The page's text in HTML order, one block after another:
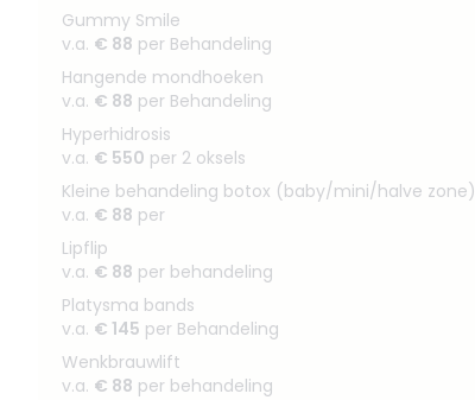
Gummy Smile
v.a. € 88 per Behandeling
Hangende mondhoeken
v.a. € 88 per Behandeling
Hyperhidrosis
v.a. € 550 per 2 oksels
Kleine behandeling botox (baby/mini/halve zone)
v.a. € 88 per
Lipflip
v.a. € 88 per behandeling
Platysma bands
v.a. € 145 per Behandeling
Wenkbrauwlift
v.a. € 88 per behandeling